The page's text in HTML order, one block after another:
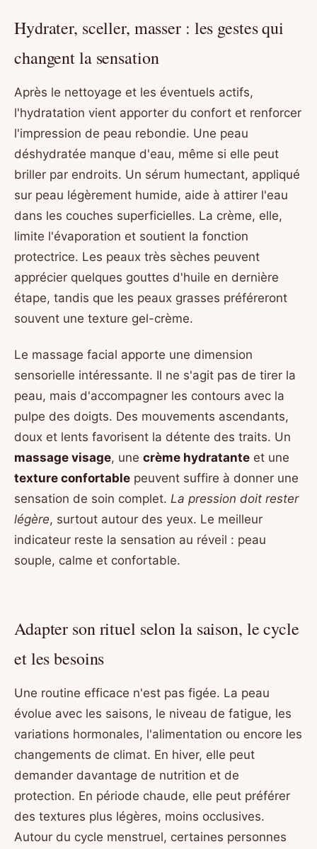
Hydrater, sceller, masser : les gestes qui
changent la sensation
Après le nettoyage et les éventuels actifs,
l'hydratation vient apporter du confort et renforcer
l'impression de peau rebondie. Une peau
déshydratée manque d'eau, même si elle peut
briller par endroits. Un sérum humectant, appliqué
sur peau légèrement humide, aide à attirer l'eau
dans les couches superficielles. La crème, elle,
limite l'évaporation et soutient la fonction
protectrice. Les peaux très sèches peuvent
apprécier quelques gouttes d'huile en dernière
étape, tandis que les peaux grasses préféreront
souvent une texture gel-crème.
Le massage facial apporte une dimension
sensorielle intéressante. Il ne s'agit pas de tirer la
peau, mais d'accompagner les contours avec la
pulpe des doigts. Des mouvements ascendants,
doux et lents favorisent la détente des traits. Un
massage visage, une crème hydratante et une
texture confortable peuvent suffire à donner une
sensation de soin complet. La pression doit rester
légère, surtout autour des yeux. Le meilleur
indicateur reste la sensation au réveil : peau
souple, calme et confortable.
Adapter son rituel selon la saison, le cycle
et les besoins
Une routine efficace n'est pas figée. La peau
évolue avec les saisons, le niveau de fatigue, les
variations hormonales, l'alimentation ou encore les
changements de climat. En hiver, elle peut
demander davantage de nutrition et de
protection. En période chaude, elle peut préférer
des textures plus légères, moins occlusives.
Autour du cycle menstruel, certaines personnes